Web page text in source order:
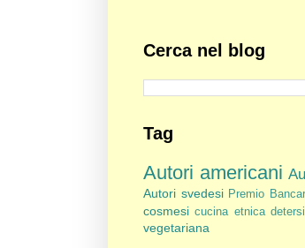
Cerca nel blog
Tag
Autori americani
Autori svedesi Premio
cosmesi cucina etnica
vegetariana